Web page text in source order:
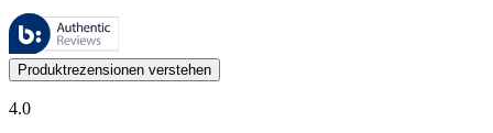
Diese Bewertungen werden von Bazaarvoice verwaltet und
Kundenmeinungen in Form von Produkt- und Sternebewertungen
Produktrezensionen verstehen
4.0